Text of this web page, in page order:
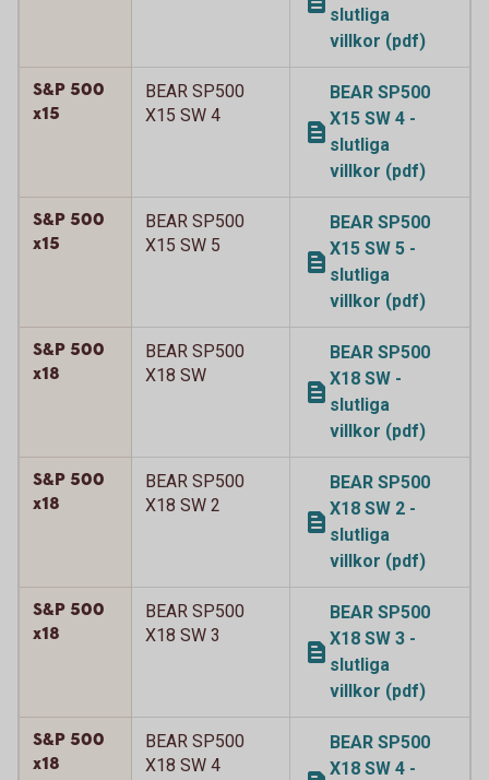
slutliga
villkor (pdf)
S&P 500
x15
BEAR SP500
X15 SW 4
BEAR SP500
X15 SW 4 -
slutliga
villkor (pdf)
S&P 500
x15
BEAR SP500
X15 SW 5
BEAR SP500
X15 SW 5 -
slutliga
villkor (pdf)
S&P 500
x18
BEAR SP500
X18 SW
BEAR SP500
X18 SW -
slutliga
villkor (pdf)
S&P 500
x18
BEAR SP500
X18 SW 2
BEAR SP500
X18 SW 2 -
slutliga
villkor (pdf)
S&P 500
x18
BEAR SP500
X18 SW 3
BEAR SP500
X18 SW 3 -
slutliga
villkor (pdf)
S&P 500
x18
BEAR SP500
X18 SW 4
BEAR SP500
X18 SW 4 -